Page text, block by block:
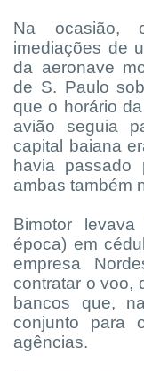
Na ocasião,
imediações de
da aeronave
de S. Paulo
que o horário
avião seguia
capital baiana
havia passado
ambas também
Bimotor
época) em
empresa
contratar o voo,
bancos que,
conjunto para
agências.